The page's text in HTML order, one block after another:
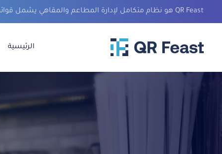
QR Feast هو نظام متكامل لإدارة المطاعم والمقاهي يشمل قوائم الطّعام الإلكترونية عبر رمز QR،
الرئيسية